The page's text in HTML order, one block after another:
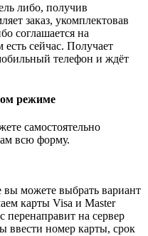
либо, получив
заказ, укомплектовав
соглашается на
сейчас. Получает
телефон и ждёт
режиме
самостоятельно
всю форму.
вы можете выбрать вариант
карты Visa и Master
перенаправит на сервер
ввести номер карты, срок